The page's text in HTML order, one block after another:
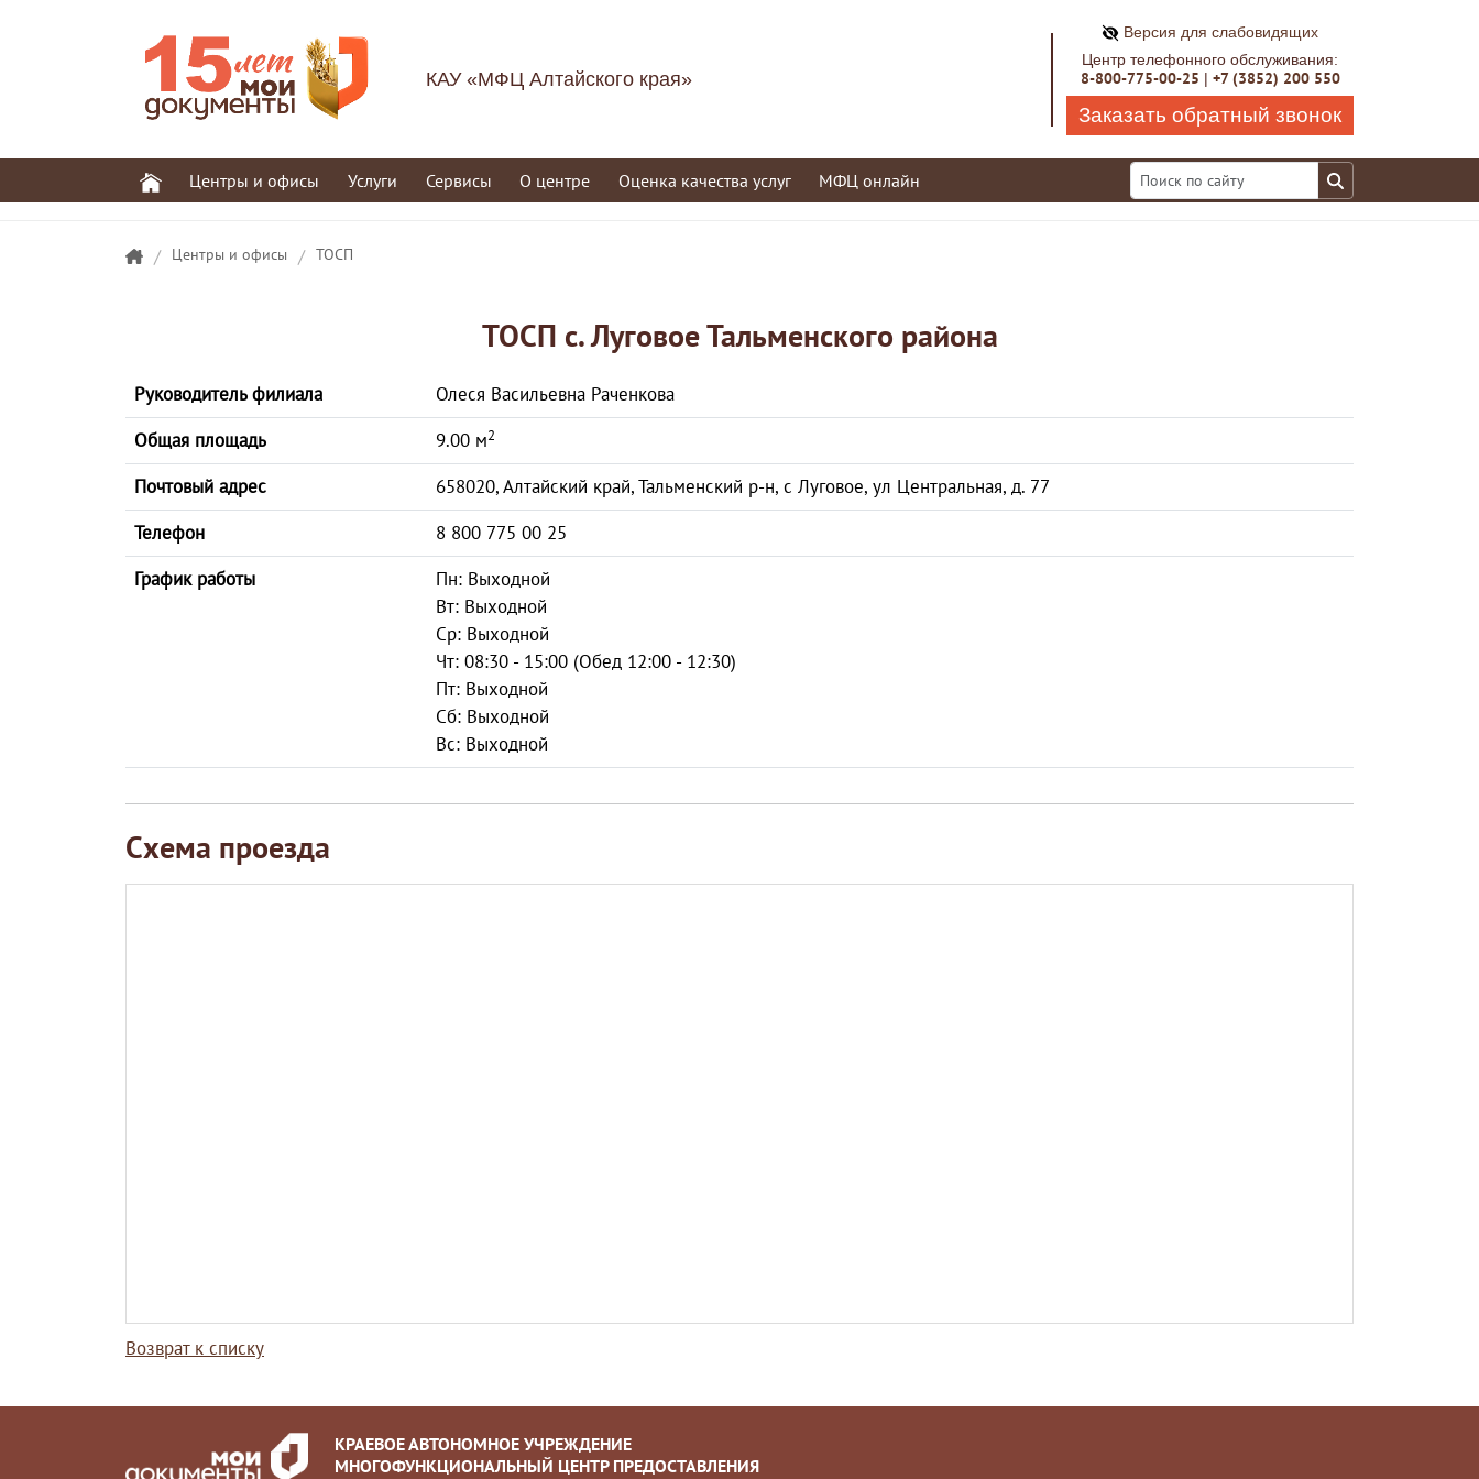
КАУ «МФЦ Алтайского края»
Версия для слабовидящих
Центр телефонного обслуживания:
8-800-775-00-25 | +7 (3852) 200 550
Заказать обратный звонок
Центры и офисы Услуги Сервисы О центре Оценка качества услуг МФЦ онлайн
/ Центры и офисы / ТОСП
ТОСП с. Луговое Тальменского района
Руководитель филиала
Олеся Васильевна Раченкова
Общая площадь
9.00 м2
Почтовый адрес
658020, Алтайский край, Тальменский р-н, с Луговое, ул Центральная, д. 77
Телефон
8 800 775 00 25
График работы
Пн: Выходной
Вт: Выходной
Ср: Выходной
Чт: 08:30 - 15:00 (Обед 12:00 - 12:30)
Пт: Выходной
Сб: Выходной
Вс: Выходной
Схема проезда
Возврат к списку
КРАЕВОЕ АВТОНОМНОЕ УЧРЕЖДЕНИЕ
МНОГОФУНКЦИОНАЛЬНЫЙ ЦЕНТР ПРЕДОСТАВЛЕНИЯ